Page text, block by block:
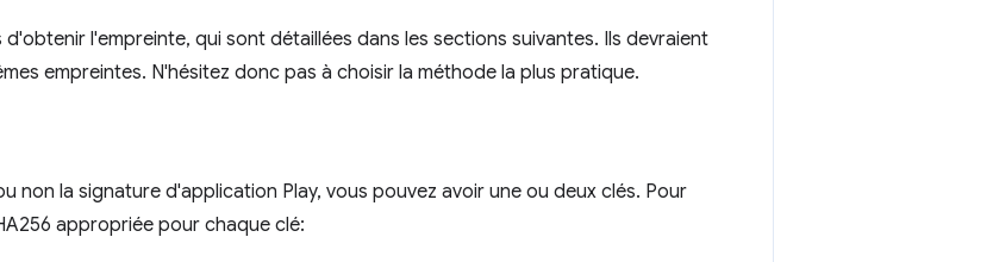
d'obtenir l'empreinte, qui sont détaillées dans les sections suivantes. Ils devraient
empreintes. N'hésitez donc pas à choisir la méthode la plus pratique.
non la signature d'application Play, vous pouvez avoir une ou deux clés. Pour
appropriée pour chaque clé: